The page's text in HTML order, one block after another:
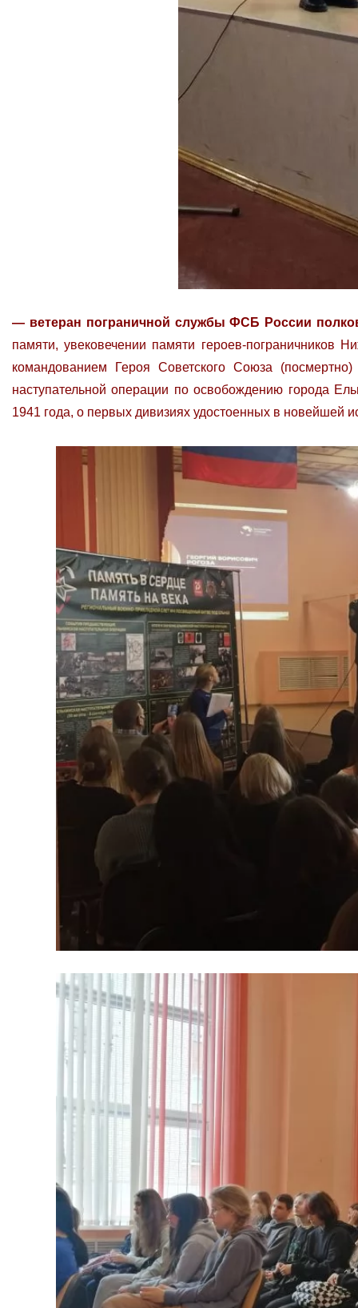
— ветеран пограничной службы ФСБ России
памяти, увековечении памяти героев-пограничников
командованием Героя Советского Союза
наступательной операции по освобождению города
1941 года, о первых дивизиях удостоенных в новейшей